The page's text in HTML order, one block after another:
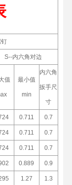
S--内六角对边
值 最小值
min
内六角
扳手尺
寸
0.711 0.7
0.711 0.7
0.711 0.7
0.889 0.9
1.27 1.3